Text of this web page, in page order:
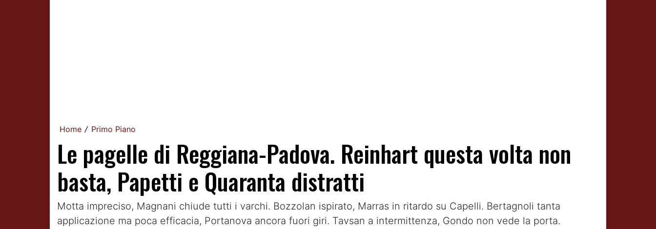
Home / Primo Piano
Le pagelle di Reggiana-Padova. Reinhart questa volta non
basta, Papetti e Quaranta distratti
Motta impreciso, Magnani chiude tutti i varchi. Bozzolan ispirato, Marras in ritardo su Capelli. Bertagnoli tanta
applicazione ma poca efficacia, Portanova ancora fuori giri. Tavsan a intermittenza, Gondo non vede la porta.